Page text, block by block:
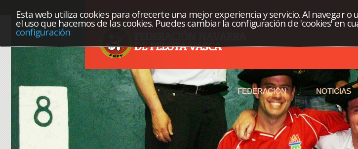
Esta web utiliza cookies para ofrecerte una mejor experiencia y servicio. Al navegar o
el uso que hacemos de las cookies. Puedes cambiar la configuración de 'cookies' en
configuración
FEDERACIÓN NOTICIAS